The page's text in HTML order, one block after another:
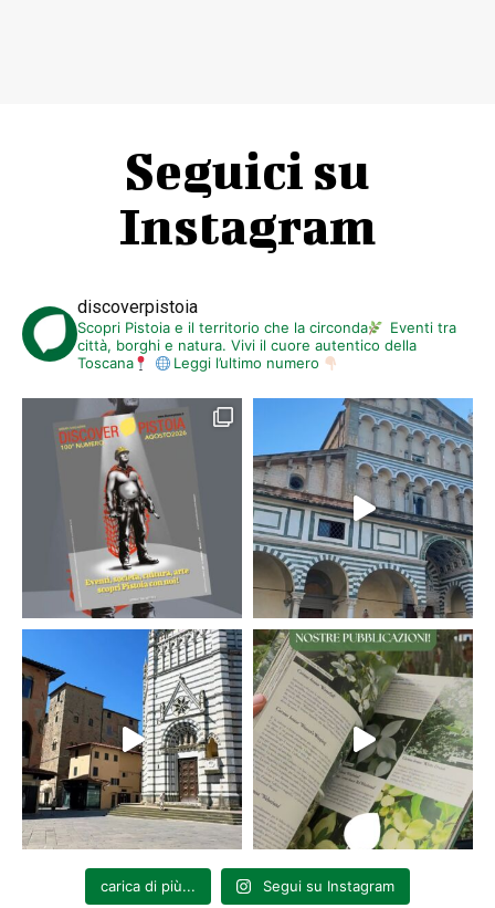
Seguici su
Instagram
discoverpistoia
Scopri Pistoia e il territorio che la circonda
Eventi tra
città, borghi e natura. Vivi il cuore autentico della
Toscana
Leggi l’ultimo numero
carica di più... Segui su Instagram